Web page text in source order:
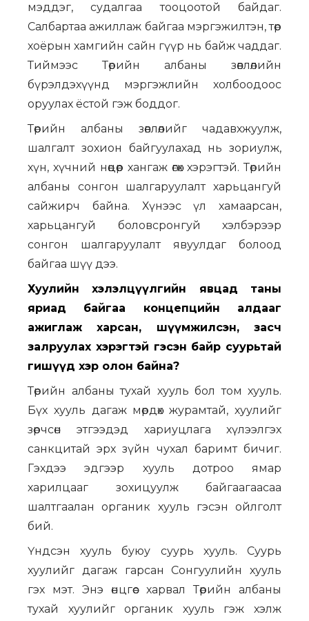
мэддэг, судалгаа тооцоотой байдаг.
Салбартаа ажиллаж байгаа мэргэжилтэн, төр
хоёрын хамгийн сайн гүүр нь байж чаддаг.
Тиймээс Төрийн албаны зөвлөлийн
бүрэлдэхүүнд мэргэжлийн холбоодоос
оруулах ёстой гэж боддог.
Төрийн албаны зөвлөлийг чадавхжуулж,
шалгалт зохион байгуулахад нь зориулж,
хүн, хүчний нөөцөөр хангаж өгөх хэрэгтэй. Төрийн
албаны сонгон шалгаруулалт харьцангуй
сайжирч байна. Хүнээс үл хамаарсан,
харьцангуй боловсронгуй хэлбэрээр
сонгон шалгаруулалт явуулдаг болоод
байгаа шүү дээ.
Хуулийн хэлэлцүүлгийн явцад таны
яриад байгаа концепцийн алдааг
ажиглаж харсан, шүүмжилсэн, засч
залруулах хэрэгтэй гэсэн байр суурьтай
гишүүд хэр олон байна?
Төрийн албаны тухай хууль бол том хууль.
Бүх хууль дагаж мөрдөх журамтай, хуулийг
зөрчсөн этгээдэд хариуцлага хүлээлгэх
санкцитай эрх зүйн чухал баримт бичиг.
Гэхдээ эдгээр хууль дотроо ямар
харилцааг зохицуулж байгаагаасаа
шалтгаалан органик хууль гэсэн ойлголт
бий.
Үндсэн хууль буюу суурь хууль. Суурь
хуулийг дагаж гарсан Сонгуулийн хууль
гэх мэт. Энэ өнцгөөс харвал Төрийн албаны
тухай хуулийг органик хууль гэж хэлж